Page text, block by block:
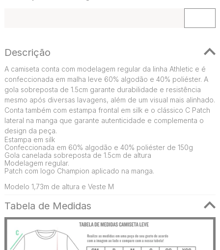
Descrição
A camiseta conta com modelagem regular da linha Athletic e é
confeccionada em malha leve 60% algodão e 40% poliéster. A
gola sobreposta de 1.5cm garante durabilidade e resistência
mesmo após diversas lavagens, além de um visual mais alinhado.
Conta também com estampa frontal em silk e o clássico C Patch
lateral na manga que garante autenticidade e complementa o
design da peça.
Estampa em silk
Confeccionada em 60% algodão e 40% poliéster de 150g
Gola canelada sobreposta de 1.5cm de altura
Modelagem regular.
Patch com logo Champion aplicado na manga.
Modelo 1,73m de altura e Veste M
Tabela de Medidas